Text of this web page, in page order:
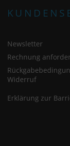
Newsletter
Rechnung
Widerruf
Erklärung zur